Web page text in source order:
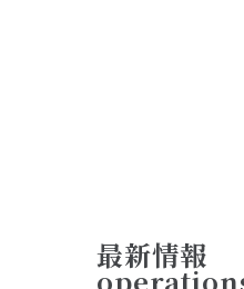
最新情報